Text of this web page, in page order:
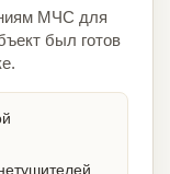
МЧС для
был готов